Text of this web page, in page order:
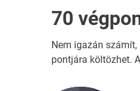
70
Nem igazán
pontjára költözhet.